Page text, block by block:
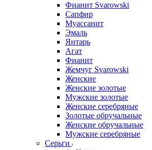
Фианит Svarowski
Сапфир
Муассанит
Эмаль
Янтарь
Агат
Фианит
Жемчуг Svarowski
Женские
Женские золотые
Мужские золотые
Женские серебряные
Золотые обручальные
Женские обручальные
Мужские серебряные
Серьги